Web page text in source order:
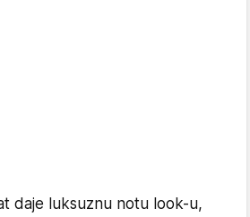
daje luksuznu notu look-u,